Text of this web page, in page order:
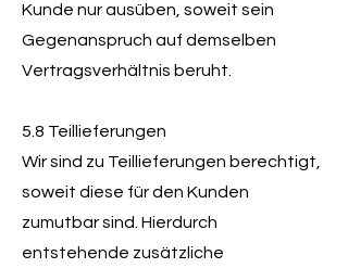
Kunde nur ausüben, soweit sein
Gegenanspruch auf demselben
Vertragsverhältnis beruht.
5.8 Teillieferungen
Wir sind zu Teillieferungen berechtigt,
soweit diese für den Kunden
zumutbar sind. Hierdurch
entstehende zusätzliche